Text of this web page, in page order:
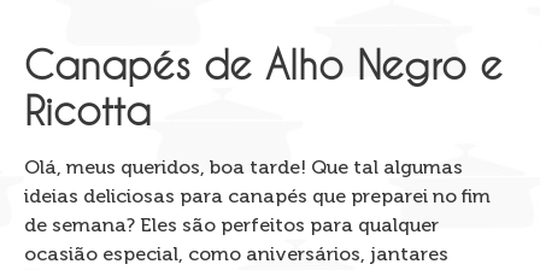
Canapés de Alho Negro e
Ricotta
Olá, meus queridos, boa tarde! Que tal algumas
ideias deliciosas para canapés que preparei no fim
de semana? Eles são perfeitos para qualquer
ocasião especial, como aniversários, jantares